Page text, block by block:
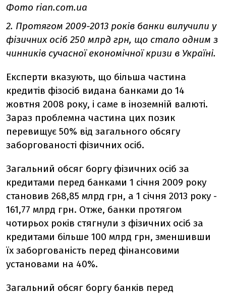
Фото rian.com.ua
2. Протягом 2009-2013 років банки вилучили у
фізичних осіб 250 млрд грн, що стало одним з
чинників сучасної економічної кризи в Україні.
Експерти вказують, що більша частина
кредитів фізосіб видана банками до 14
жовтня 2008 року, і саме в іноземній валюті.
Зараз проблемна частина цих позик
перевищує 50% від загального обсягу
заборгованості фізичних осіб.
Загальний обсяг боргу фізичних осіб за
кредитами перед банками 1 січня 2009 року
становив 268,85 млрд грн, а 1 січня 2013 року -
161,77 млрд грн. Отже, банки протягом
чотирьох років стягнули з фізичних осіб за
кредитами більше 100 млрд грн, зменшивши
їх заборгованість перед фінансовими
установами на 40%.
Загальний обсяг боргу банків перед